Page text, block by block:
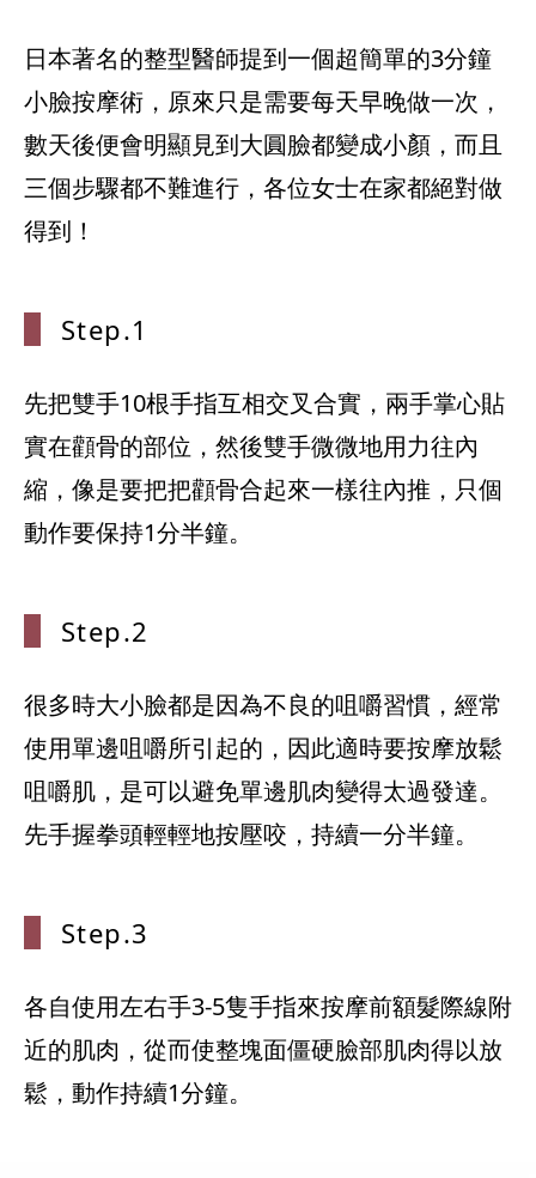
日本著名的整型醫師提到一個超簡單的3分鐘
小臉按摩術，原來只是需要每天早晚做一次，
數天後便會明顯見到大圓臉都變成小顏，而且
三個步驟都不難進行，各位女士在家都絕對做
得到！
Step.1
先把雙手10根手指互相交叉合實，兩手掌心貼
實在顴骨的部位，然後雙手微微地用力往內
縮，像是要把把顴骨合起來一樣往內推，只個
動作要保持1分半鐘。
Step.2
很多時大小臉都是因為不良的咀嚼習慣，經常
使用單邊咀嚼所引起的，因此適時要按摩放鬆
咀嚼肌，是可以避免單邊肌肉變得太過發達。
先手握拳頭輕輕地按壓咬，持續一分半鐘。
Step.3
各自使用左右手3-5隻手指來按摩前額髮際線附
近的肌肉，從而使整塊面僵硬臉部肌肉得以放
鬆，動作持續1分鐘。